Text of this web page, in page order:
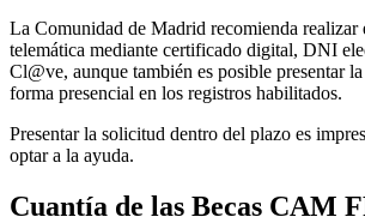
La Comunidad de Madrid recomienda realizar
telemática mediante certificado digital, DNI
Cl@ve, aunque también es posible presentar
forma presencial en los registros habilitados.
Presentar la solicitud dentro del plazo es
optar a la ayuda.
Cuantía de las Becas CAM